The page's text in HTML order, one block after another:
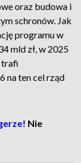
oraz budowa i
schronów. Jak
programu w
mld zł, w 2025
trafi
na ten cel rząd
Nie